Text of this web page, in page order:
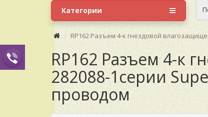
Категории
RP162 Разъем 4-к гнездовой
RP162 Разъем 4-к
282088-1серии
проводом